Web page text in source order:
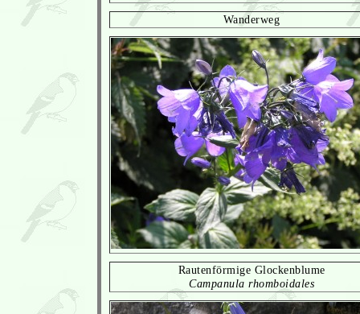
Wanderweg
Rautenförmige Glockenblume
Campanula rhomboidales